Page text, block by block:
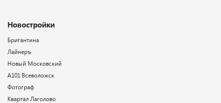
Новостройки
Бригантина
Лайнеръ
Новый Московский
А101 Всеволожск
Фотограф
Квартал Лаголово